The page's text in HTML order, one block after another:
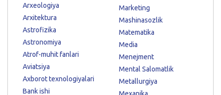
Arxeologiya
Arxitektura
Astrofizika
Astronomiya
Atrof-muhit fanlari
Aviatsiya
Axborot texnologiyalari
Bank ishi
Marketing
Mashinasozlik
Matematika
Media
Menejment
Mental Salomatlik
Metallurgiya